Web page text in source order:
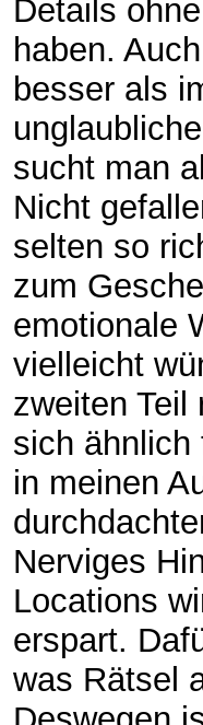
Details
haben.
besser als
sucht man
Nicht
selten so
zum
emotionale
vielleicht
zweiten Teil
sich ähnlich
in meinen
Nerviges
Locations
erspart.
was Rätsel